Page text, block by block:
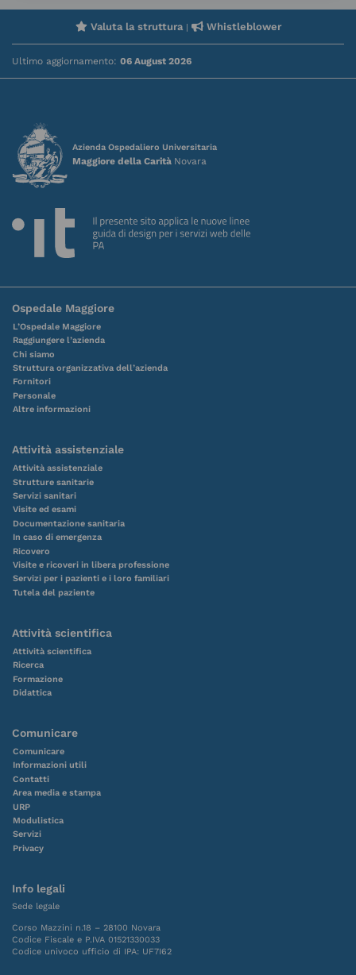
Valuta la struttura| Whistleblower
Ultimo aggiornamento: 06 August 2026
Azienda Ospedaliero Universitaria
Maggiore della Carità Novara
Ospedale Maggiore
L’Ospedale Maggiore
Raggiungere l’azienda
Chi siamo
Struttura organizzativa dell’azienda
Fornitori
Personale
Altre informazioni
Attività assistenziale
Attività assistenziale
Strutture sanitarie
Servizi sanitari
Visite ed esami
Documentazione sanitaria
In caso di emergenza
Ricovero
Visite e ricoveri in libera professione
Servizi per i pazienti e i loro familiari
Tutela del paziente
Attività scientifica
Attività scientifica
Ricerca
Formazione
Didattica
Comunicare
Comunicare
Informazioni utili
Contatti
Area media e stampa
URP
Modulistica
Servizi
Privacy
Info legali
Sede legale
Corso Mazzini n.18 – 28100 Novara
Codice Fiscale e P.IVA 01521330033
Codice univoco ufficio di IPA: UF7I62